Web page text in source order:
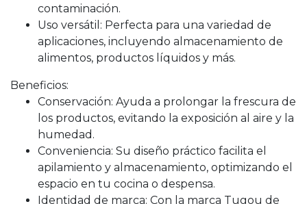
contaminación.
Uso versátil: Perfecta para una variedad de
aplicaciones, incluyendo almacenamiento de
alimentos, productos líquidos y más.
Beneficios:
Conservación: Ayuda a prolongar la frescura de
los productos, evitando la exposición al aire y la
humedad.
Conveniencia: Su diseño práctico facilita el
apilamiento y almacenamiento, optimizando el
espacio en tu cocina o despensa.
Identidad de marca: Con la marca Tugou de